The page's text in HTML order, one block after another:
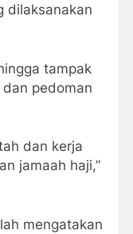
dilaksanakan
tampak
pedoman
dan kerja
jamaah haji,”
mengatakan